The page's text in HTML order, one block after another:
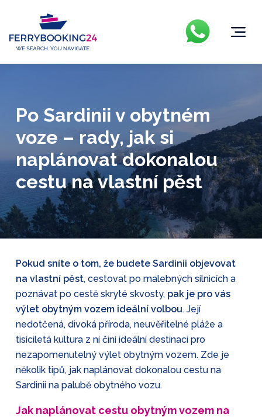
Po Sardinii v obytném
voze – rady, jak si
naplánovat dokonalou
cestu na vlastní pěst
Pokud sníte o tom, že budete Sardinii objevovat
na vlastní pěst, cestovat po malebných silnicích a
poznávat po cestě skryté skvosty, pak je pro vás
výlet obytným vozem ideální volbou. Její
nedotčená, divoká příroda, neuvěřitelné pláže a
tisíciletá kultura z ní činí ideální destinaci pro
nezapomenutelný výlet obytným vozem. Zde je
několik tipů, jak naplánovat dokonalou cestu na
Sardinii na palubě obytného vozu.
Jak naplánovat cestu obytným vozem na